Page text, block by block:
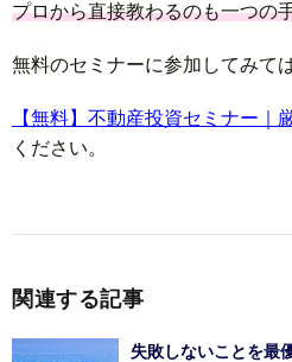
プロから直接教わるのも一つの
無料のセミナーに参加してみて
【無料】不動産投資セミナー｜
ください。
関連する記事
失敗しないことを最